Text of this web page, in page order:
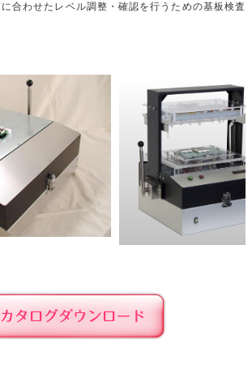
合わせたレベル調整・確認を行うための基板検査